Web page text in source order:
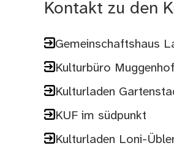
Kontakt zu den
Gemeinschaftshaus
Kulturbüro Muggenhof
Kulturladen
KUF im südpunkt
Kulturladen Loni-